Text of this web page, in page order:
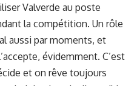
Valverde au poste
la compétition. Un rôle
aussi par moments, et
évidemment. C’est
et on rêve toujours